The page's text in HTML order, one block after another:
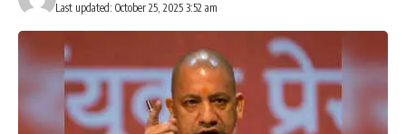
Last updated: October 25, 2025 3:52 am